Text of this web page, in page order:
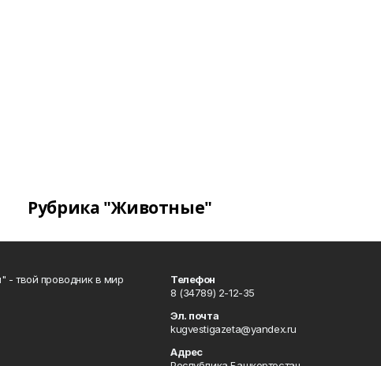
Рубрика "Животные"
- твой проводник в мир
Телефон
8 (34789) 2-12-35
Эл. почта
kugvestigazeta@yandex.ru
Адрес